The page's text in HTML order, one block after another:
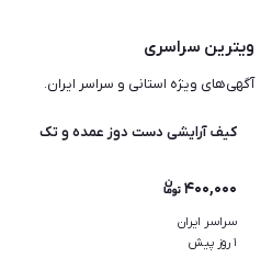
ویترین سراسری
آگهی‌های ویژه استانی و سراسر ایران.
کیف آرایشی دست دوز عمده و تک
۴۰۰,۰۰۰
سراسر ایران
۱ روز پیش